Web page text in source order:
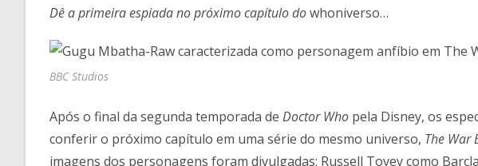
Dê a primeira espiada no próximo capítulo dowhoniverso…
BBC Studios
Após o final da segunda temporada de Doctor Who pela Disney, os
conferir o próximo capítulo em uma série do mesmo universo, The War
imagens dos personagens foram divulgadas: Russell Tovey como